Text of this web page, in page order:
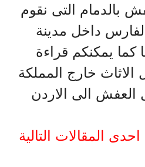
بالدمام التى نقوم
داخل مدينة
كما يمكنكم قراءة
خارج المملكة
العفش الى الاردن
المقالات التالية